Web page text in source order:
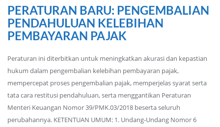
PERATURAN BARU: PENGEMBALIAN
PENDAHULUAN KELEBIHAN
PEMBAYARAN PAJAK
Peraturan ini diterbitkan untuk meningkatkan akurasi dan kepastian
hukum dalam pengembalian kelebihan pembayaran pajak,
mempercepat proses pengembalian pajak, memperjelas syarat serta
tata cara restitusi pendahuluan, serta menggantikan Peraturan
Menteri Keuangan Nomor 39/PMK.03/2018 beserta seluruh
perubahannya. KETENTUAN UMUM: 1. Undang-Undang Nomor 6